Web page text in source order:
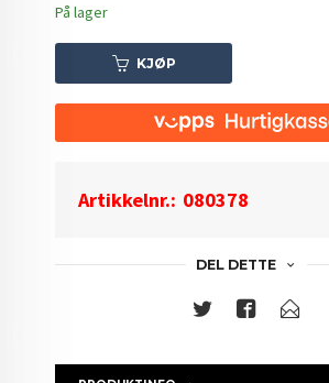
På lager
KJØP
Artikkelnr.: 080378
DEL DETTE